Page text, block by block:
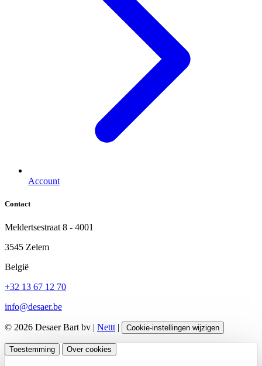
Account
Contact
Meldertsestraat 8 - 4001
3545 Zelem
België
+32 13 67 12 70
info@desaer.be
© 2026 Desaer Bart bv | Nettt | Cookie-instellingen wijzigen
Toestemming Over cookies